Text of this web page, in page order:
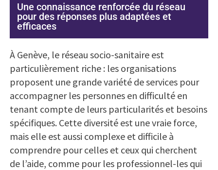
Une connaissance renforcée du réseau
pour des réponses plus adaptées et
efficaces
À Genève, le réseau socio-sanitaire est
particulièrement riche : les organisations
proposent une grande variété de services pour
accompagner les personnes en difficulté en
tenant compte de leurs particularités et besoins
spécifiques. Cette diversité est une vraie force,
mais elle est aussi complexe et difficile à
comprendre pour celles et ceux qui cherchent
de l’aide, comme pour les professionnel-les qui